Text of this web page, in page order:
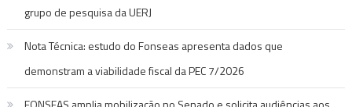
grupo de pesquisa da UERJ
Nota Técnica: estudo do Fonseas apresenta dados que
demonstram a viabilidade fiscal da PEC 7/2026